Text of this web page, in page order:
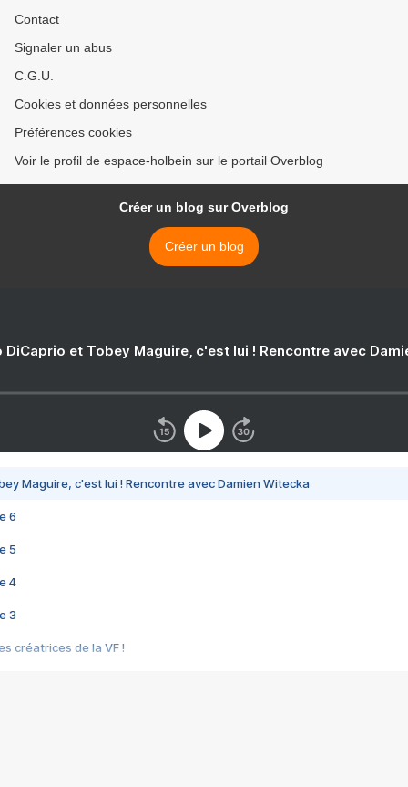
Contact
Signaler un abus
C.G.U.
Cookies et données personnelles
Préférences cookies
Voir le profil de espace-holbein sur le portail Overblog
Créer un blog sur Overblog
Créer un blog
DiCaprio et Tobey Maguire, c'est lui ! Rencontre avec
Maguire, c'est lui ! Rencontre avec Damien Witecka
6
5
4
3
créatrices de la VF !